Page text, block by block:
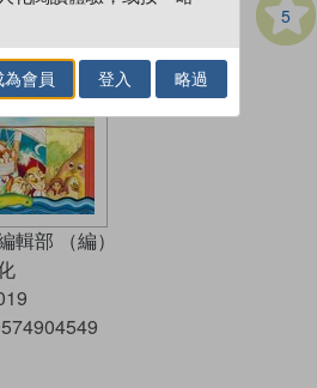
5
輯部 （編）
為會員 登入 略過